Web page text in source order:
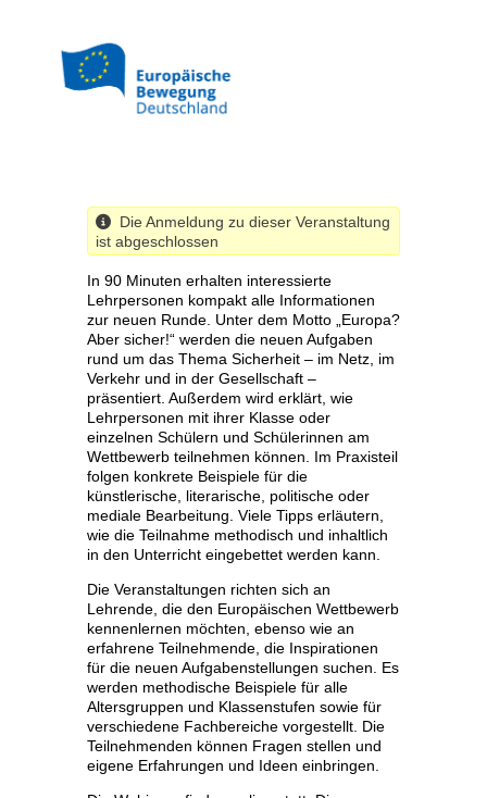
Die Anmeldung zu dieser Veranstaltung
ist abgeschlossen
In 90 Minuten erhalten interessierte
Lehrpersonen kompakt alle Informationen
zur neuen Runde. Unter dem Motto „Europa?
Aber sicher!“ werden die neuen Aufgaben
rund um das Thema Sicherheit – im Netz, im
Verkehr und in der Gesellschaft –
präsentiert. Außerdem wird erklärt, wie
Lehrpersonen mit ihrer Klasse oder
einzelnen Schülern und Schülerinnen am
Wettbewerb teilnehmen können. Im Praxisteil
folgen konkrete Beispiele für die
künstlerische, literarische, politische oder
mediale Bearbeitung. Viele Tipps erläutern,
wie die Teilnahme methodisch und inhaltlich
in den Unterricht eingebettet werden kann.
Die Veranstaltungen richten sich an
Lehrende, die den Europäischen Wettbewerb
kennenlernen möchten, ebenso wie an
erfahrene Teilnehmende, die Inspirationen
für die neuen Aufgabenstellungen suchen. Es
werden methodische Beispiele für alle
Altersgruppen und Klassenstufen sowie für
verschiedene Fachbereiche vorgestellt. Die
Teilnehmenden können Fragen stellen und
eigene Erfahrungen und Ideen einbringen.